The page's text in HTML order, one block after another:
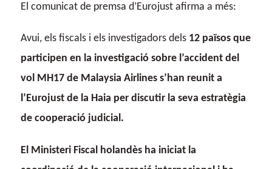
El comunicat de premsa d’Eurojust afirma a més:
Avui, els fiscals i els investigadors dels 12 països que
participen en la investigació sobre l’accident del
vol MH17 de Malaysia Airlines s’han reunit a
l’Eurojust de la Haia per discutir la seva estratègia
de cooperació judicial.
El Ministeri Fiscal holandès ha iniciat la